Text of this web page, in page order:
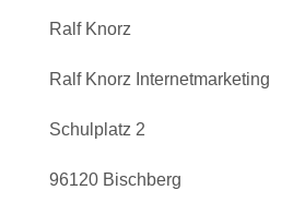
Ralf Knorz
Ralf Knorz Internetmarketing
Schulplatz 2
96120 Bischberg